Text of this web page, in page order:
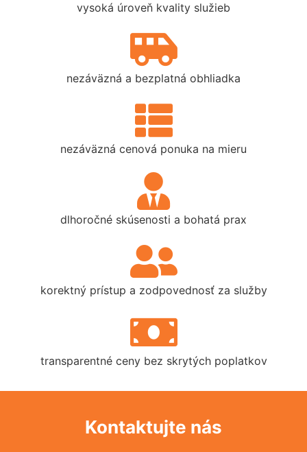
vysoká úroveň kvality služieb
nezáväzná a bezplatná obhliadka
nezáväzná cenová ponuka na mieru
dlhoročné skúsenosti a bohatá prax
korektný prístup a zodpovednosť za služby
transparentné ceny bez skrytých poplatkov
Kontaktujte nás